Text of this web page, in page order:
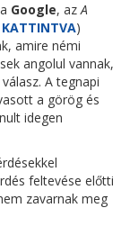
Google, azA
KATTINTVA)
amire némi
angolul vannak,
A tegnapi
a görög és
idegen
feltevése előtti
zavarnak meg